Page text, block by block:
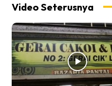
Video Seterusnya